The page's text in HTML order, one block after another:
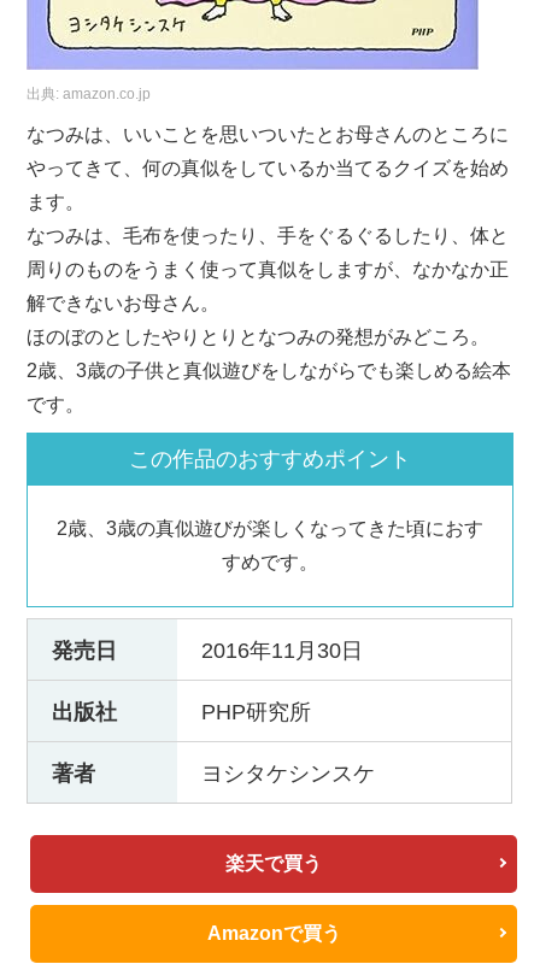
出典:amazon.co.jp
なつみは、いいことを思いついたとお母さんのところに
やってきて、何の真似をしているか当てるクイズを始め
ます。
なつみは、毛布を使ったり、手をぐるぐるしたり、体と
周りのものをうまく使って真似をしますが、なかなか正
解できないお母さん。
ほのぼのとしたやりとりとなつみの発想がみどころ。
2歳、3歳の子供と真似遊びをしながらでも楽しめる絵本
です。
この作品のおすすめポイント
2歳、3歳の真似遊びが楽しくなってきた頃におす
すめです。
発売日 2016年11月30日
出版社 PHP研究所
著者 ヨシタケシンスケ
楽天で買う
Amazonで買う